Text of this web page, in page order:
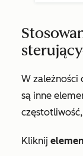
W zależności
są inne
częstotliwość,
Kliknij